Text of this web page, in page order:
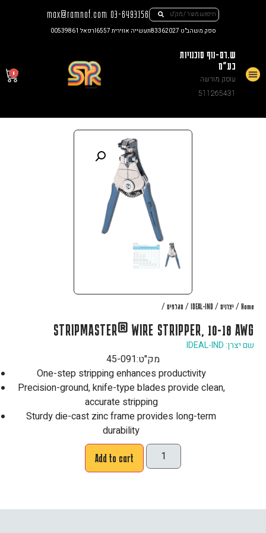
03-6493156
max@ramnof.com
ספק משהב"ט 83362027 תעשייה אווירית I6557 רפאל 00539861
ש.רם-נוף סוכנויות
בע"מ
עוסק מורשה
511265431
0
Home
/ יצרנים /
IDEAL-IND
/ מגלפים /
STRIPMASTER® WIRE STRIPPER, 10-18 AWG
שם יצרן: IDEAL-IND
מק"ט:45-091
One-step stripping enhances productivity
Precision-ground, knife-type blades provide clean,
accurate stripping
Sturdy die-cast zinc frame provides long-term
durability
Add to cart